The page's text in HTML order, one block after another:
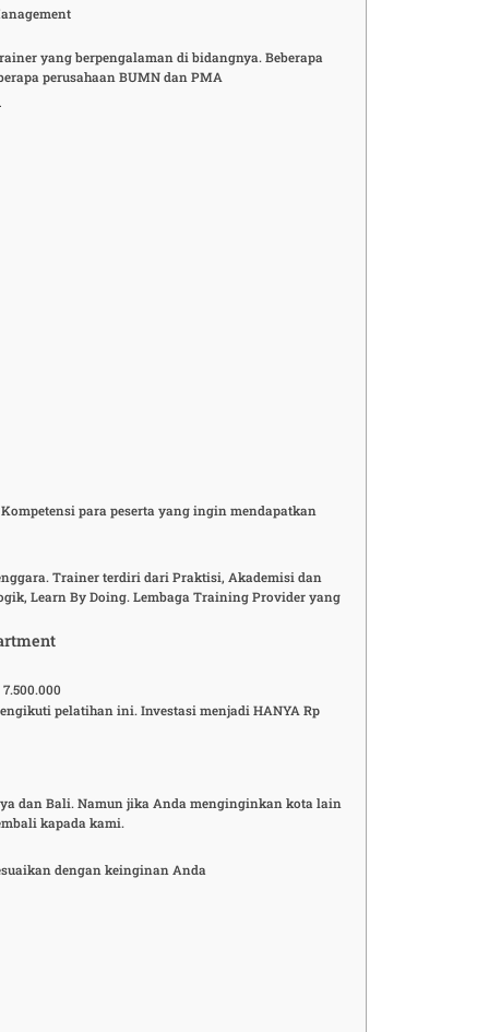
yang berpengalaman di bidangnya. Beberapa
perusahaan BUMN dan PMA
para peserta yang ingin mendapatkan
Trainer terdiri dari Praktisi, Akademisi dan
Learn By Doing. Lembaga Training Provider yang
pelatihan ini. Investasi menjadi HANYA Rp
dan Bali. Namun jika Anda menginginkan kota lain
kapada kami.
dengan keinginan Anda